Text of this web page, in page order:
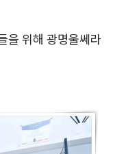
을 위해 광명울쎄라